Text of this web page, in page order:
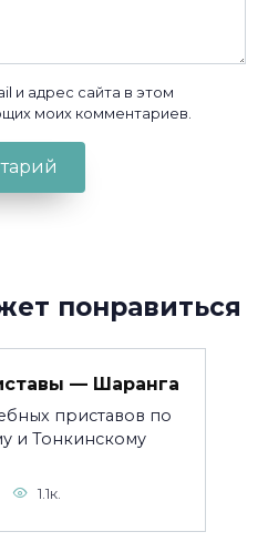
и адрес сайта в этом
моих комментариев.
понравиться
— Шаранга
приставов по
и Тонкинскому
1.1к.